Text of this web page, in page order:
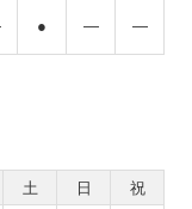
● ― ―
土 日
祝